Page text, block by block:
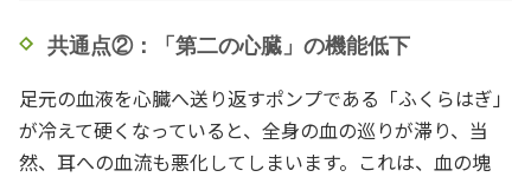
共通点②：「第二の心臓」の機能低下
足元の血液を心臓へ送り返すポンプである「ふくらはぎ」
が冷えて硬くなっていると、全身の血の巡りが滞り、当
然、耳への血流も悪化してしまいます。これは、血の塊